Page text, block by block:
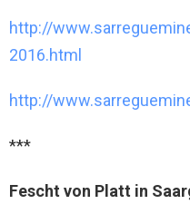
http://
2016.html
http://
***
Fescht von Platt in